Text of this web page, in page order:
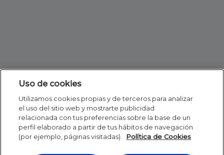
Uso de cookies
Utilizamos cookies propias y de terceros para analizar
el uso del sitio web y mostrarte publicidad
relacionada con tus preferencias sobre la base de un
perfil elaborado a partir de tus hábitos de navegación
(por ejemplo, páginas visitadas).
Política de Cookies